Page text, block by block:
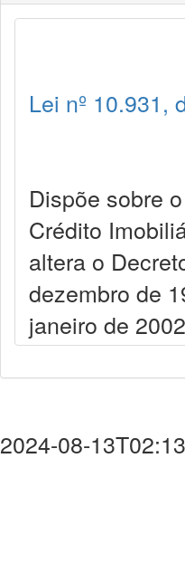
Lei nº 10.931,
Dispõe sobre
Crédito
altera o
dezembro de
janeiro de
2024-08-